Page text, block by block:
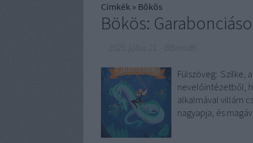
Címkék » Bökös
Bökös:
Fülszöveg: Szilke,
nevelőintézetből,
alkalmával villám
nagyapja, és